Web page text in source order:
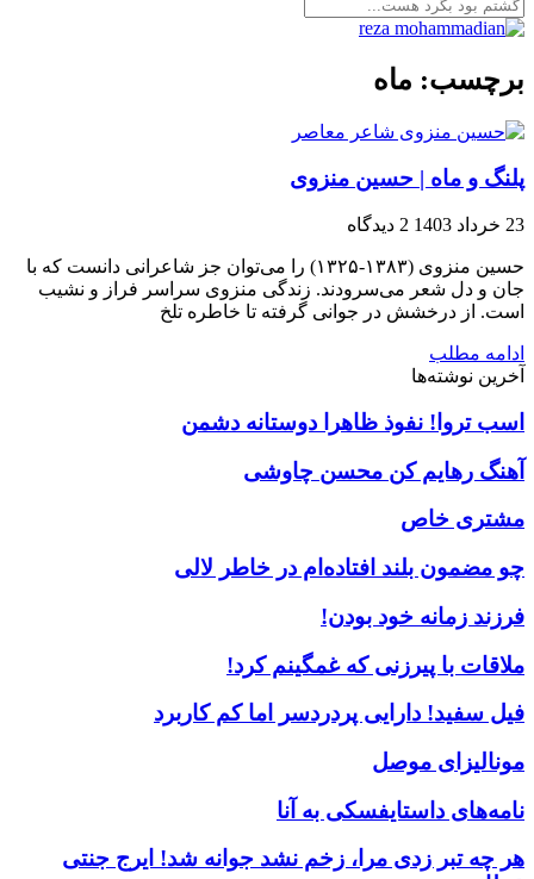
برچسب: ماه
پلنگ و ماه | حسین منزوی
23 خرداد 1403 2 دیدگاه
حسین منزوی (۱۳۸۳-۱۳۲۵) را می‌توان جز شاعرانی دانست که با
جان و دل شعر می‌سرودند. زندگی منزوی سراسر فراز و نشیب
است. از درخشش در جوانی گرفته تا خاطره تلخ
ادامه مطلب
آخرین نوشته‌ها
اسب تروا! نفوذ ظاهرا دوستانه دشمن
آهنگ رهایم کن محسن چاوشی
مشتری خاص
چو مضمون بلند افتاده‌ام در خاطر لالی
فرزند زمانه خود بودن!
ملاقات با پیرزنی که غمگینم کرد!
فیل سفید! دارایی پردردسر اما کم کاربرد
مونالیزای موصل
نامه‌های داستایفسکی به آنا
هر چه تبر زدی مرا، زخم نشد جوانه شد! ایرج جنتی